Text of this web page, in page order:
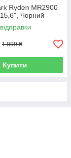
Ryden MR2900
Чорний
1 899 ₴
Купити